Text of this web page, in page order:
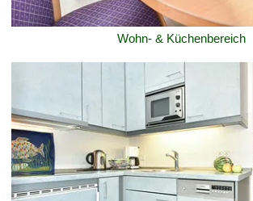
Wohn- & Küchenbereich